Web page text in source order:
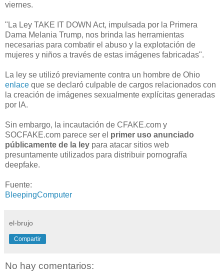
viernes.
"La Ley TAKE IT DOWN Act, impulsada por la Primera
Dama Melania Trump, nos brinda las herramientas
necesarias para combatir el abuso y la explotación de
mujeres y niños a través de estas imágenes fabricadas".
La ley se utilizó previamente contra un hombre de Ohio
enlace que se declaró culpable de cargos relacionados con
la creación de imágenes sexualmente explícitas generadas
por IA.
Sin embargo, la incautación de CFAKE.com y
SOCFAKE.com parece ser el primer uso anunciado
públicamente de la ley para atacar sitios web
presuntamente utilizados para distribuir pornografía
deepfake.
Fuente:
BleepingComputer
el-brujo
Compartir
No hay comentarios: